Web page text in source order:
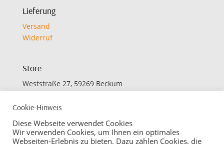
Lieferung
Versand
Widerruf
Store
Weststraße 27, 59269 Beckum
Öffnungszeiten
Montag bis Freitag:
09.30 bis 12.30 Uhr
Cookie-Hinweis
Diese Webseite verwendet Cookies
Wir verwenden Cookies, um Ihnen ein optimales
Webseiten-Erlebnis zu bieten. Dazu zählen Cookies, die